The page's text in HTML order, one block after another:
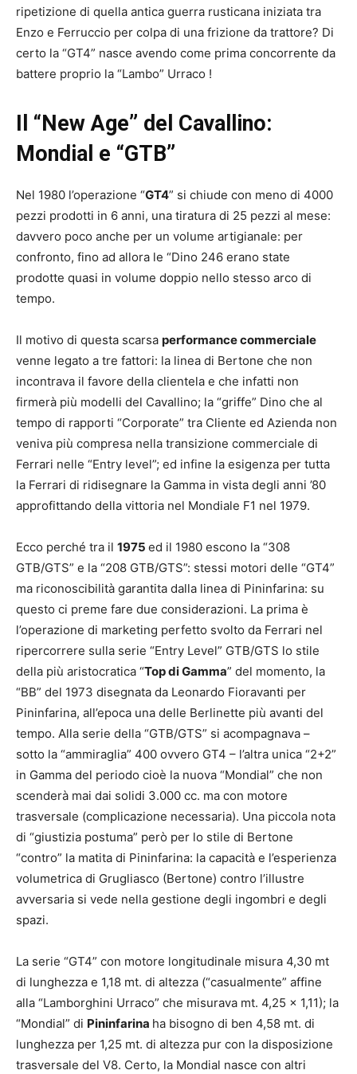
ripetizione di quella antica guerra rusticana iniziata tra
Enzo e Ferruccio per colpa di una frizione da trattore? Di
certo la “GT4” nasce avendo come prima concorrente da
battere proprio la “Lambo” Urraco !
Il “New Age” del Cavallino:
Mondial e “GTB”
Nel 1980 l’operazione “GT4” si chiude con meno di 4000
pezzi prodotti in 6 anni, una tiratura di 25 pezzi al mese:
davvero poco anche per un volume artigianale: per
confronto, fino ad allora le “Dino 246 erano state
prodotte quasi in volume doppio nello stesso arco di
tempo.
Il motivo di questa scarsa performance commerciale
venne legato a tre fattori: la linea di Bertone che non
incontrava il favore della clientela e che infatti non
firmerà più modelli del Cavallino; la “griffe” Dino che al
tempo di rapporti “Corporate” tra Cliente ed Azienda non
veniva più compresa nella transizione commerciale di
Ferrari nelle “Entry level”; ed infine la esigenza per tutta
la Ferrari di ridisegnare la Gamma in vista degli anni ’80
approfittando della vittoria nel Mondiale F1 nel 1979.
Ecco perché tra il 1975 ed il 1980 escono la “308
GTB/GTS” e la “208 GTB/GTS”: stessi motori delle “GT4”
ma riconoscibilità garantita dalla linea di Pininfarina: su
questo ci preme fare due considerazioni. La prima è
l’operazione di marketing perfetto svolto da Ferrari nel
ripercorrere sulla serie “Entry Level” GTB/GTS lo stile
della più aristocratica “Top di Gamma” del momento, la
“BB” del 1973 disegnata da Leonardo Fioravanti per
Pininfarina, all’epoca una delle Berlinette più avanti del
tempo. Alla serie della “GTB/GTS” si acompagnava –
sotto la “ammiraglia” 400 ovvero GT4 – l’altra unica “2+2”
in Gamma del periodo cioè la nuova “Mondial” che non
scenderà mai dai solidi 3.000 cc. ma con motore
trasversale (complicazione necessaria). Una piccola nota
di “giustizia postuma” però per lo stile di Bertone
“contro” la matita di Pininfarina: la capacità e l’esperienza
volumetrica di Grugliasco (Bertone) contro l’illustre
avversaria si vede nella gestione degli ingombri e degli
spazi.
La serie “GT4” con motore longitudinale misura 4,30 mt
di lunghezza e 1,18 mt. di altezza (“casualmente” affine
alla “Lamborghini Urraco” che misurava mt. 4,25 x 1,11); la
“Mondial” di Pininfarina ha bisogno di ben 4,58 mt. di
lunghezza per 1,25 mt. di altezza pur con la disposizione
trasversale del V8. Certo, la Mondial nasce con altri